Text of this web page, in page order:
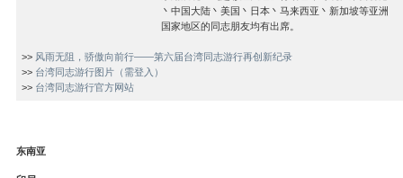
丶中国大陆丶美国丶日本丶马来西亚丶新加坡等亚洲
国家地区的同志朋友均有出席。
>> 风雨无阻，骄傲向前行——第六届台湾同志游行再创新纪录
>> 台湾同志游行图片（需登入）
>> 台湾同志游行官方网站
东南亚